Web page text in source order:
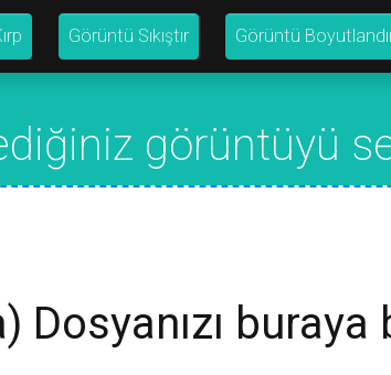
Görüntü Sıkıştır Görüntü
görüntüyü
Dosyanızı buraya